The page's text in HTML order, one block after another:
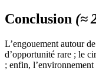
Conclusion (≈
L’engouement autour
d’opportunité rare ; le
; enfin,